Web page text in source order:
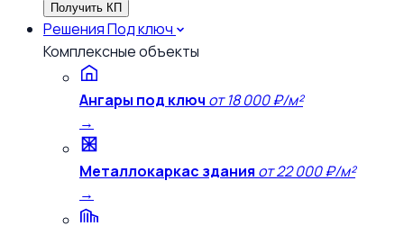
Получить КП
РешенияПод ключ
Комплексные объекты
Ангары под ключ от 18 000 ₽/м²
→
Металлокаркас здания от 22 000 ₽/м²
→